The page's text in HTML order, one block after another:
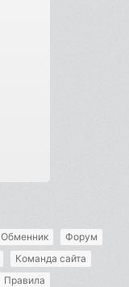
Обменник
Форум
Команда сайта
Правила